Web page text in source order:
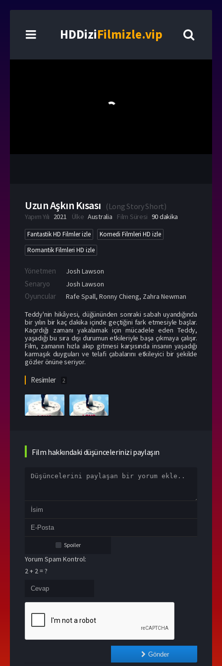
HDDiziFilmizle.vip
Uzun Aşkın Kısası (Long Story Short)
Yapım Yılı 2021 Ülke Australia Film Süresi 90 dakika
Fantastik HD Filmler izle
Komedi Filmleri HD izle
Romantik Filmleri HD izle
Yönetmen Josh Lawson
Senaryo Josh Lawson
Oyuncular Rafe Spall, Ronny Chieng, Zahra Newman
Teddy'nin hikâyesi, düğününden sonraki sabah uyandığında
bir yılın bir kaç dakika içinde geçtiğini fark etmesiyle başlar.
Kaçırdığı zamanı yakalamak için mücadele eden Teddy,
yaşadığı bu sıra dışı durumun etkileriyle başa çıkmaya çalışır.
Film, zamanın hızla akıp gitmesi karşısında insanın yaşadığı
karmaşık duyguları ve telafi çabalarını etkileyici bir şekilde
gözler önüne seriyor.
Resimler 2
Film hakkındaki düşüncelerinizi paylaşın
Spoiler
Yorum Spam Kontrol:
2 + 2 = ?
Gönder